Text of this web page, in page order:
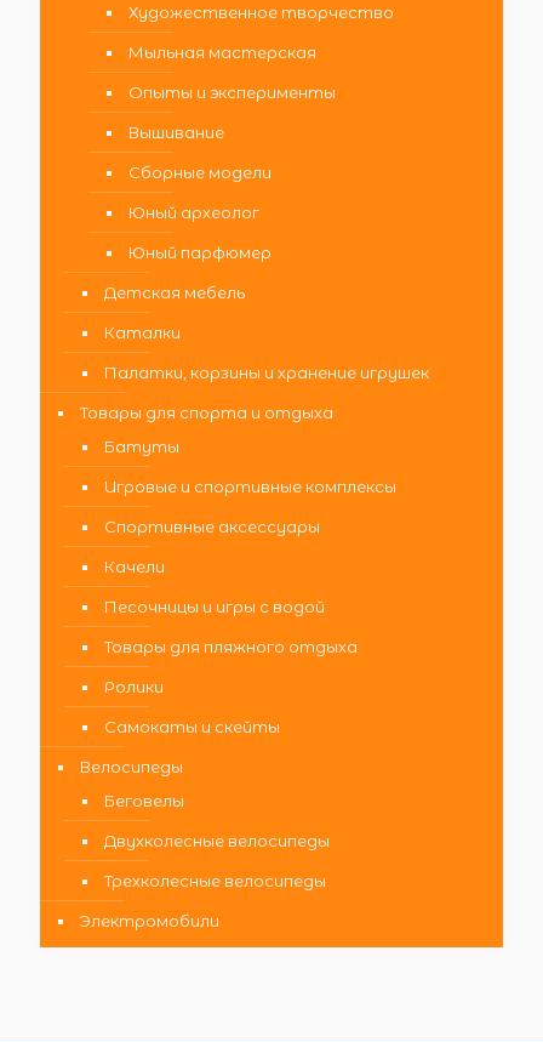
Художественное творчество
Мыльная мастерская
Опыты и эксперименты
Вышивание
Сборные модели
Юный археолог
Юный парфюмер
Детская мебель
Каталки
Палатки, корзины и хранение игрушек
Товары для спорта и отдыха
Батуты
Игровые и спортивные комплексы
Спортивные аксессуары
Качели
Песочницы и игры с водой
Товары для пляжного отдыха
Ролики
Самокаты и скейты
Велосипеды
Беговелы
Двухколесные велосипеды
Трехколесные велосипеды
Электромобили